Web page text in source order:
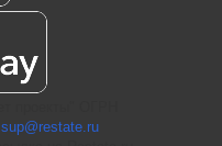
sup@restate.ru